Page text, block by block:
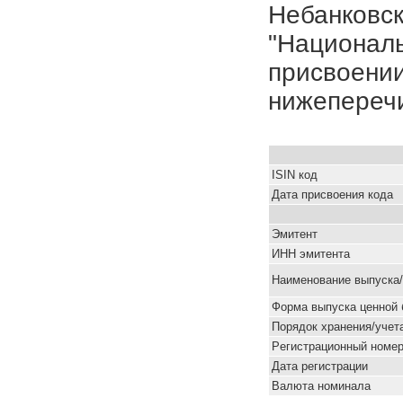
ISIN код
Дата присвоения кода
Эмитент
ИНН эмитента
Наименование
Форма выпуска ценной
Порядок хранения/
Pегистрационный номер
Дата регистрации
Валюта номинала